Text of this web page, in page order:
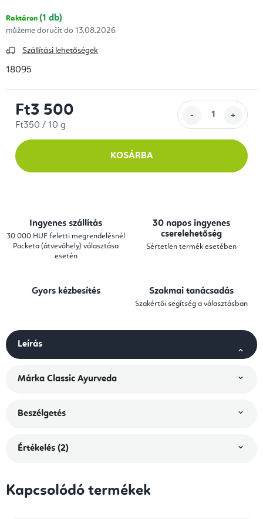
Raktáron (1 db)
13.08.2026
Szállítási lehetőségek
18095
Ft3 500
Egységár:
Ft350 / 10 g
KOSÁRBA
Ingyenes szállítás
30 000 HUF feletti megrendelésnél
Packeta (átvevőhely) választása
esetén
30 napos ingyenes
cserelehetőség
Sértetlen termék esetében
Gyors kézbesítés Szakmai tanácsadás
Szakértői segítség a választásban
Leírás
Márka Classic Ayurveda
Beszélgetés
Értékelés (2)
Kapcsolódó termékek